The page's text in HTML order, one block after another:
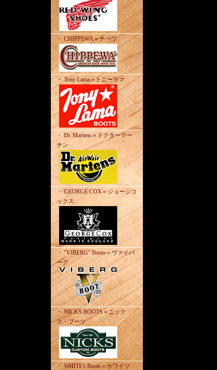
・ CHIPPEWA＝チペワ
・ Tony Lama＝トニーラマ
・ Dr. Martens＝ドクターマー
チン
・ GEORGE COX＝ジョージコ
ックス
・ "VIBERG" Boots＝ヴァイバ
ーグ
・ NICKS BOOTS＝ニック
ス・ブーツ
・ WHITE's Boots＝ホワイツ